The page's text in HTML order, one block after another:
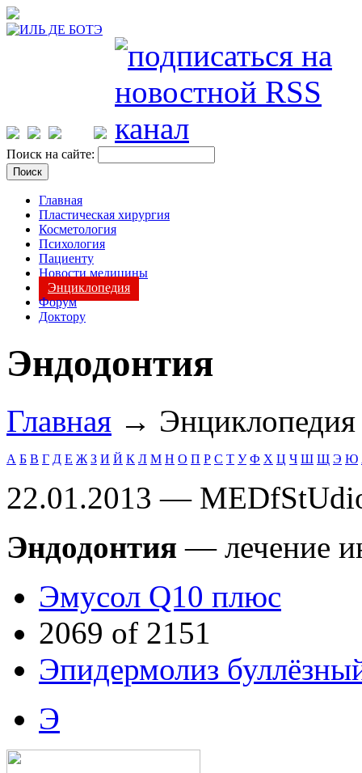
Поиск на сайте:
Главная
Пластическая хирургия
Косметология
Психология
Пациенту
Новости медицины
Энциклопедия
Форум
Доктору
Эндодонтия
Главная →
А Б В Г Д Е Ж З И Й К Л М Н О П Р С Т У Ф Х Ц Ч Ш Щ Э Ю
22.01.2013 —
Эндодонтия — лечение
Эмусол Q10 плюс
2069 of 2151
Эпидермолиз
Э